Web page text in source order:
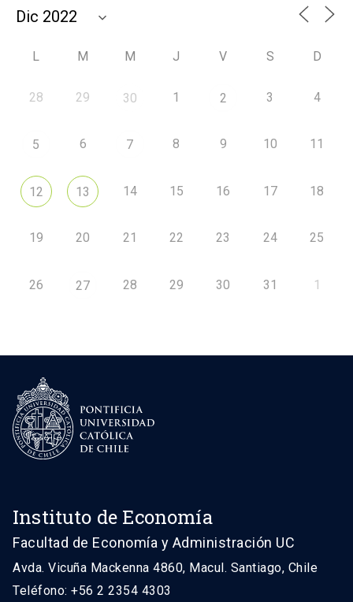
L M M J V S D
28 29 30 1 2 3 4
5 6 7 8 9 10 11
12 13 14 15 16 17 18
19 20 21 22 23 24 25
26 27 28 29 30 31 1
Instituto de Economía
Facultad de Economía y Administración UC
Avda. Vicuña Mackenna 4860, Macul. Santiago, Chile
Teléfono: +56 2 2354 4303